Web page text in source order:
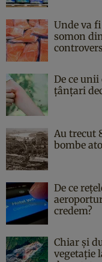
Unde va
somon
De ce
țânțari
Au trecut
bombe
De ce
credem?
Chiar și
vegetație